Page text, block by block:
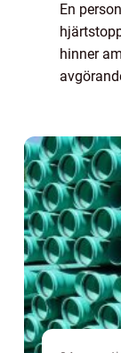
En
hinner